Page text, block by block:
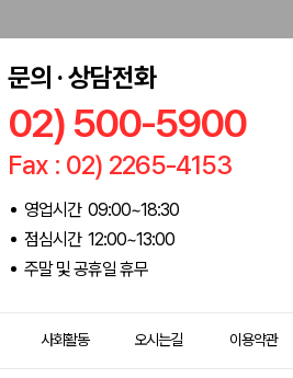
문의 · 상담전화
02) 500-5900
Fax : 02) 2265-4153
영업시간 09:00~18:30
점심시간 12:00~13:00
주말 및 공휴일 휴무
사회활동 오시는길 이용약관